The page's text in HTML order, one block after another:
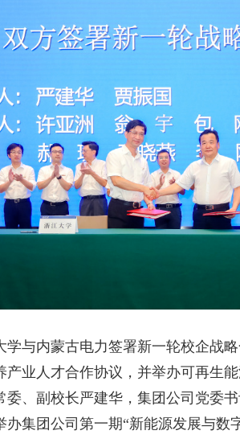
学与内蒙古电力签署新一轮校企战
产业人才合作协议，并举办可再生
、副校长严建华，集团公司党委
集团公司第一期“新能源发展与数